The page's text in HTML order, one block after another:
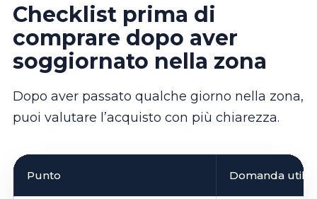
Checklist prima di
comprare dopo aver
soggiornato nella zona
Dopo aver passato qualche giorno nella zona,
puoi valutare l’acquisto con più chiarezza.
Punto Domanda utile